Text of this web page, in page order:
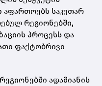
აფართოებს საკუთარ
რეგიონებში,
პროცესს და
ფაქტობრივი
ადამიანის